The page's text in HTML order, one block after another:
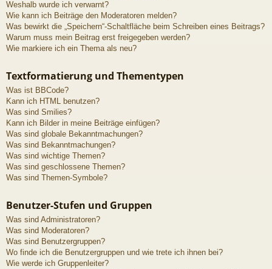
Weshalb wurde ich verwarnt?
Wie kann ich Beiträge den Moderatoren melden?
Was bewirkt die „Speichern“-Schaltfläche beim Schreiben eines Beitrags?
Warum muss mein Beitrag erst freigegeben werden?
Wie markiere ich ein Thema als neu?
Textformatierung und Thementypen
Was ist BBCode?
Kann ich HTML benutzen?
Was sind Smilies?
Kann ich Bilder in meine Beiträge einfügen?
Was sind globale Bekanntmachungen?
Was sind Bekanntmachungen?
Was sind wichtige Themen?
Was sind geschlossene Themen?
Was sind Themen-Symbole?
Benutzer-Stufen und Gruppen
Was sind Administratoren?
Was sind Moderatoren?
Was sind Benutzergruppen?
Wo finde ich die Benutzergruppen und wie trete ich ihnen bei?
Wie werde ich Gruppenleiter?